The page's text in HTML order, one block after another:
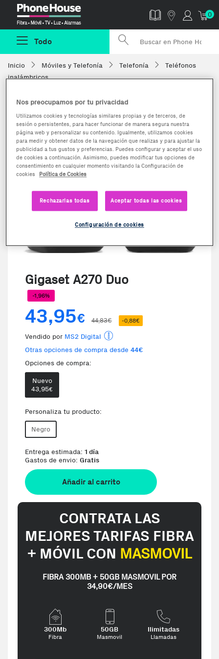
0
Todo
Inicio Móviles y Telefonía Telefonía
Teléfonos
inalámbricos
Gigaset A270 Duo
-1,96%
43,95€ 44,83€ -0,88€
Vendido por MS2 Digital
Otras opciones de compra desde 44€
Opciones de compra:
Nuevo
43,95€
Personaliza tu producto:
Negro
Entrega estimada: 1 día
Gastos de envio: Gratis
Añadir al carrito
CONTRATA LAS
MEJORES TARIFAS FIBRA
+ MÓVIL CON MASMOVIL
FIBRA 300MB + 50GB MASMOVIL POR
34,90€/MES
300Mb
Fibra
50GB
Masmovil
Ilimitadas
Llamadas
Nos preocupamos por tu privacidad
Utilizamos cookies y tecnologías similares propias y de terceros, de
sesión o persistentes, para hacer funcionar de manera segura nuestra
página web y personalizar su contenido. Igualmente, utilizamos cookies
para medir y obtener datos de la navegación que realizas y para ajustar la
publicidad a tus gustos y preferencias. Puedes configurar y aceptar el uso
de cookies a continuación. Asimismo, puedes modificar tus opciones de
consentimiento en cualquier momento visitando la Configuración de
cookies
Política de Cookies
Rechazarlas todas Aceptar todas las cookies
Configuración de cookies